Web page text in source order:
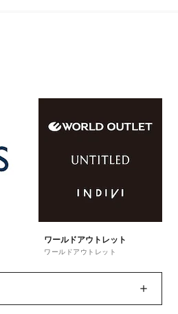
ワールドアウトレット
ワールドアウトレット